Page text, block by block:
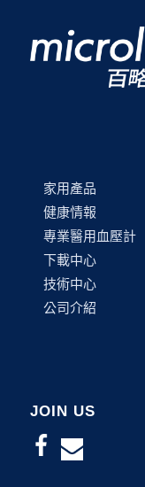
家用產品
健康情報
專業醫用血壓計
下載中心
技術中心
公司介紹
JOIN US